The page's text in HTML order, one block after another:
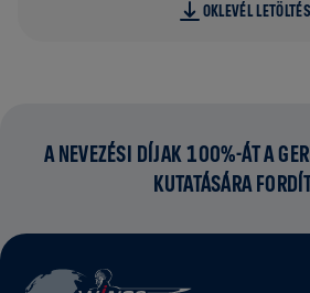
OKLEVÉL
A NEVEZÉSI DÍJAK 100%-ÁT A
KUTATÁSÁRA